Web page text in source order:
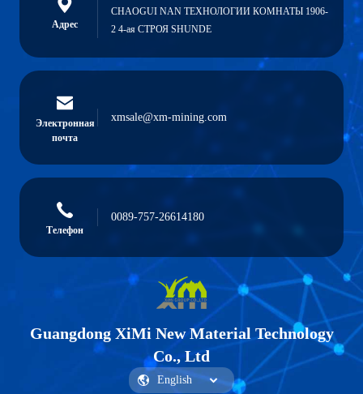
Адрес
CHAOGUI NAN ТЕХНОЛОГИИ КОМНАТЫ 1906-
2 4-ая СТРОЯ SHUNDE
Электронная
почта
xmsale@xm-mining.com
Телефон
0089-757-26614180
Guangdong XiMi New Material Technology
Co., Ltd